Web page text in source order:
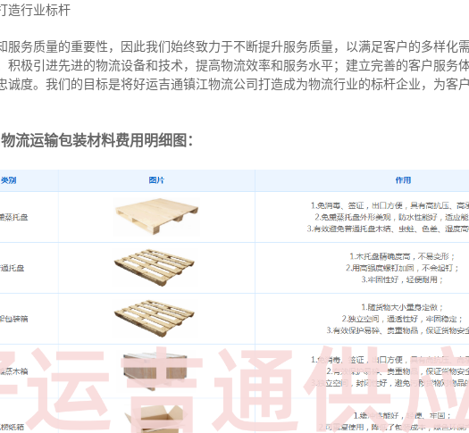
造行业标杆
服务质量的重要性，因此我们始终致力于不断提升服务质量，以满足客户的多样化
积极引进先进的物流设备和技术，提高物流效率和服务水平；建立完善的客户服务
诚度。我们的目标是将好运吉通镇江物流公司打造成为物流行业的标杆企业，为客
流运输包装材料费用明细图：